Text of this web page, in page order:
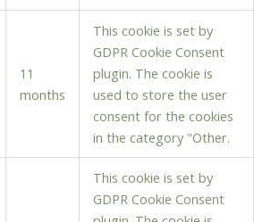
11
months
This cookie is set by
GDPR Cookie Consent
plugin. The cookie is
used to store the user
consent for the cookies
in the category "Other.
This cookie is set by
GDPR Cookie Consent